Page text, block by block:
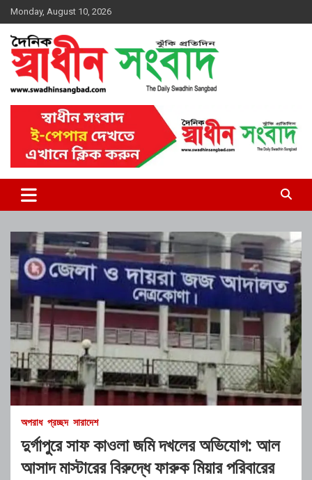
Skip
to
content
Monday, August 10, 2026
দৈনিক স্বাধীন সংবাদ
অপরাধ প্রচ্ছদ সারাদেশ
দুর্গাপুরে সাফ কাওলা জমি দখলের অভিযোগ: আল
আসাদ মাস্টারের বিরুদ্ধে ফারুক মিয়ার পরিবারের